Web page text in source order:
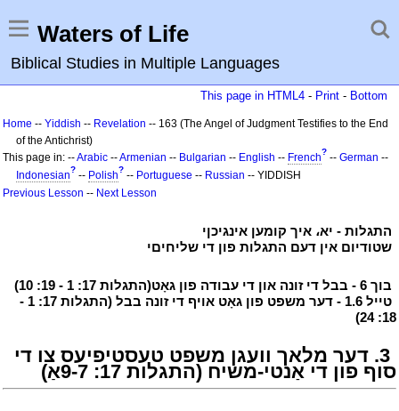
Waters of Life
Biblical Studies in Multiple Languages
This page in HTML4 - Print - Bottom
Home -- Yiddish -- Revelation -- 163 (The Angel of Judgment Testifies to the End
of the Antichrist)
This page in: --Arabic --Armenian -- Bulgarian -- English -- French? -- German --
Indonesian? -- Polish? -- Portuguese -- Russian -- YIDDISH
Previous Lesson -- Next Lesson
התגלות - יא، איך קומען אינגיכןי
שטודיום אין דעם התגלות פון די שליחיםי
בוך 6 - בבל די זונה און די עבודה פון גאָט(התגלות 17: 1 - 19: 10)
טייל 1.6 - דער משפט פון גאָט אויף די זונה בבל (התגלות 17: 1 -
18: 24)
3. דער מלאך וועגן משפט טעסטיפיעס צו די
סוף פון די אַנטי-משיח (התגלות 17: 9-7אַ)